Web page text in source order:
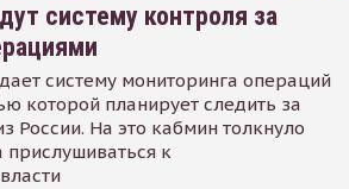
систему контроля за
систему мониторинга операций
которой планирует следить за
России. На это кабмин толкнуло
прислушиваться к